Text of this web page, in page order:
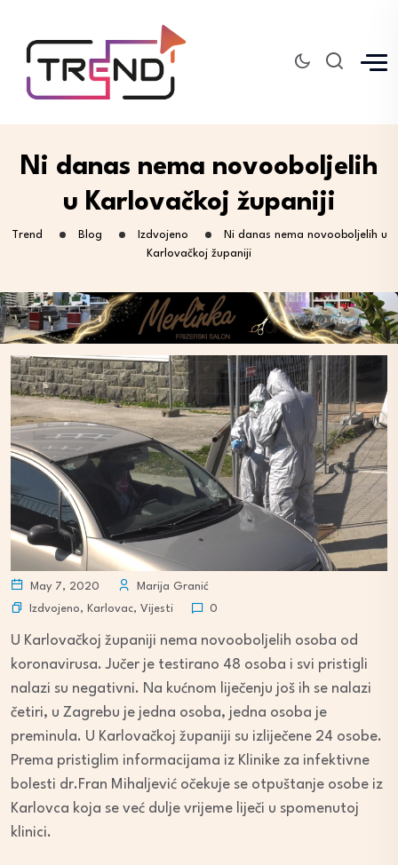
Ni danas nema novooboljelih
u Karlovačkoj županiji
Trend Blog Izdvojeno
Ni danas nema novooboljelih u
Karlovačkoj županiji
May 7, 2020
Marija Granić
Izdvojeno, Karlovac, Vijesti 0
U Karlovačkoj županiji nema novooboljelih osoba od
koronavirusa. Jučer je testirano 48 osoba i svi pristigli
nalazi su negativni. Na kućnom liječenju još ih se nalazi
četiri, u Zagrebu je jedna osoba, jedna osoba je
preminula. U Karlovačkoj županiji su izliječene 24 osobe.
Prema pristiglim informacijama iz Klinike za infektivne
bolesti dr.Fran Mihaljević očekuje se otpuštanje osobe iz
Karlovca koja se već dulje vrijeme liječi u spomenutoj
klinici.